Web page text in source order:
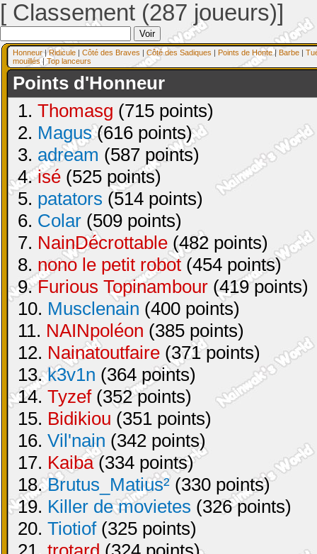
[ Classement (287 joueurs)]
Honneur|Ridicule | Côté des Braves | Côté des Sadiques | Points de Honte| Barbe |
mouillés| Top lanceurs
Points d'Honneur
1. Thomasg (715 points)
2. Magus(616 points)
3. adream (587 points)
4.isé (525 points)
5. patators (514 points)
6. Colar (509 points)
7. NainDécrottable (482 points)
8. nono le petit robot(454 points)
9.Furious Topinambour (419 points)
10. Musclenain (400 points)
11. NAINpoléon (385 points)
12. Nainatoutfaire (371 points)
13.k3v1n (364 points)
14. Tyzef(352 points)
15. Bidikiou (351 points)
16. Vil'nain (342 points)
17. Kaiba(334 points)
18.Brutus_Matius²(330 points)
19. Killer de movietes (326 points)
20. Tiotiof(325 points)